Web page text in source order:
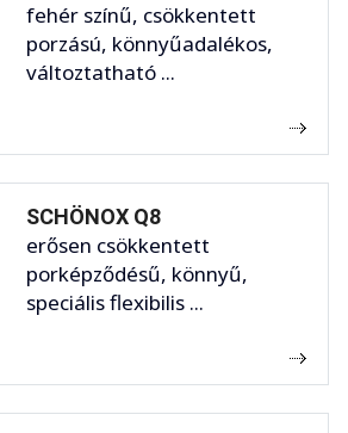
fehér színű, csökkentett
porzású, könnyűadalékos,
változtatható ...
SCHÖNOX Q8
erősen csökkentett
porképződésű, könnyű,
speciális flexibilis ...